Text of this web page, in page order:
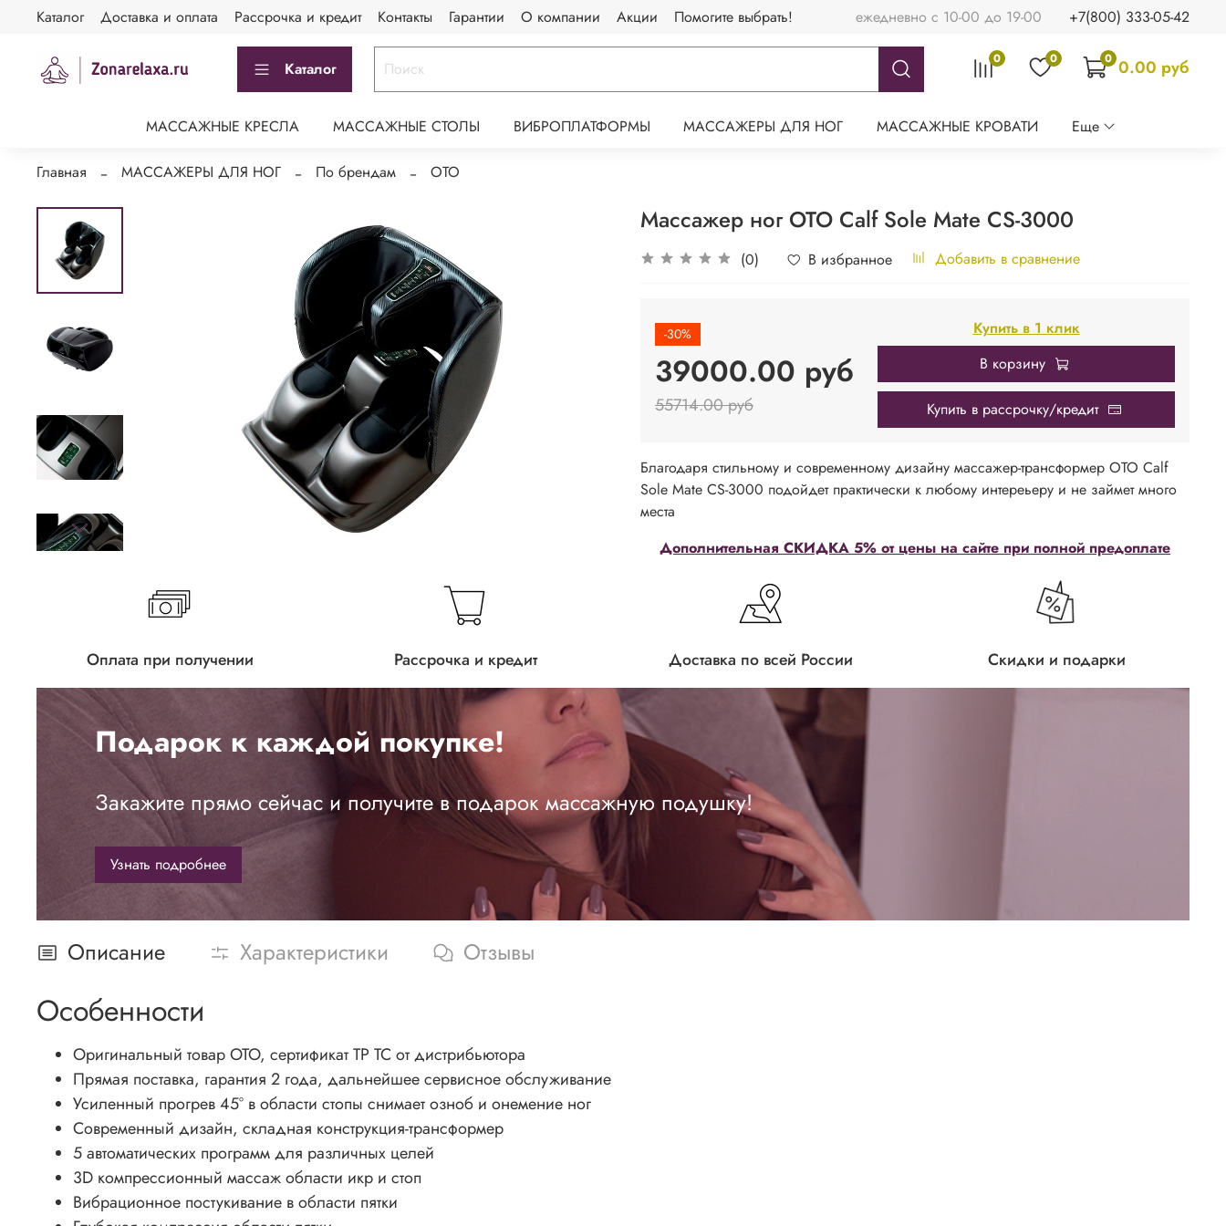
Каталог Доставка и оплата Рассрочка и кредит Контакты Гарантии О компании Акции Помогите выбрать! ежедневно с 10-00 до 19-00 +7(800) 333-05-42
Каталог 0 0 0 0.00 руб
МАССАЖНЫЕ КРЕСЛА МАССАЖНЫЕ СТОЛЫ ВИБРОПЛАТФОРМЫ МАССАЖЕРЫ ДЛЯ НОГ МАССАЖНЫЕ КРОВАТИ Еще
Главная МАССАЖЕРЫ ДЛЯ НОГ По брендам OTO
Массажер ног OTO Calf Sole Mate CS-3000
(0) В избранное Добавить в сравнение
-30%
39000.00 руб
55714.00 руб
Купить в 1 клик
В корзину
Купить в рассрочку/кредит
Дополнительная СКИДКА 5% от цены на сайте при полной предоплате
Благодаря стильному и современному дизайну массажер-трансформер OTO Calf
Sole Mate CS-3000 подойдет практически к любому интереьеру и не займет много
места
Оплата при получении Рассрочка и кредит Доставка по всей России Скидки и подарки
Подарок к каждой покупке!
Закажите прямо сейчас и получите в подарок массажную подушку!
Узнать подробнее
Описание Характеристики Отзывы
Особенности
Оригинальный товар OTO, сертификат ТР ТС от дистрибьютора
Прямая поставка, гарантия 2 года, дальнейшее сервисное обслуживание
Усиленный прогрев 45° в области стопы снимает озноб и онемение ног
Современный дизайн, складная конструкция-трансформер
5 автоматических программ для различных целей
3D компрессионный массаж области икр и стоп
Вибрационное постукивание в области пятки